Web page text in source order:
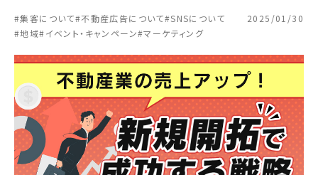
#集客について#不動産広告について#SNSについて
#地域#イベント・キャンペーン#マーケティング
2025/01/30